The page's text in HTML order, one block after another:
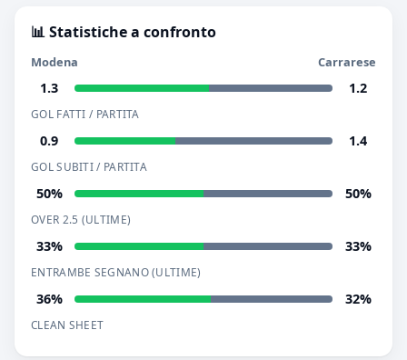
📊 Statistiche a confronto
Modena Carrarese
1.3 1.2
GOL FATTI / PARTITA
0.9 1.4
GOL SUBITI / PARTITA
50% 50%
OVER 2.5 (ULTIME)
33% 33%
ENTRAMBE SEGNANO (ULTIME)
36% 32%
CLEAN SHEET